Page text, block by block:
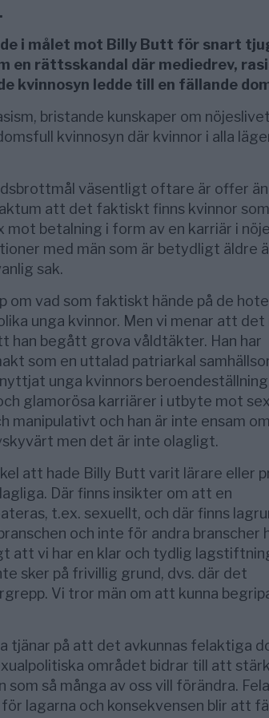
i målet mot Billy Butt för snart
en rättsskandal där mediedrev,
kvinnosyn ledde till en fällande
bristande kunskaper om
kvinnosyn där kvinnor i alla
väsentligt oftare är offer än
att det faktiskt finns kvinnor
mot betalning i form av en karriär i
med män som är betydligt äldre
sak.
om vad som faktiskt hände på de
unga kvinnor. Men vi menar att det
han begått grova våldtäkter. Han har
som en uttalad patriarkal
unga kvinnors
glamorösa karriärer i utbyte mot
manipulativt och han är inte ensam
men det är inte olagligt.
att hade Billy Butt varit lärare eller
Där finns insikter om att en
t.ex. sexuellt, och där finns
och inte för andra branscher
att vi har en klar och tydlig
sker på frivillig grund, dvs. där det
Vi tror män om att kunna
tjänar på att det avkunnas felaktiga
området bidrar till att
så många av oss vill förändra.
lagarna och konsekvensen blir att